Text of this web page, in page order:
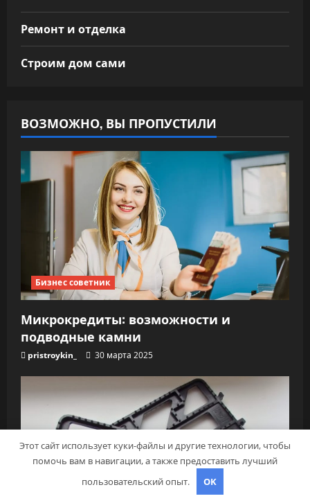
Ремонт и отделка
Строим дом сами
ВОЗМОЖНО, ВЫ ПРОПУСТИЛИ
Бизнес советник
Микрокредиты: возможности и
подводные камни
pristroykin_ 30 марта 2025
Этот сайт использует куки-файлы и другие технологии, чтобы
помочь вам в навигации, а также предоставить лучший
пользовательский опыт.
OK